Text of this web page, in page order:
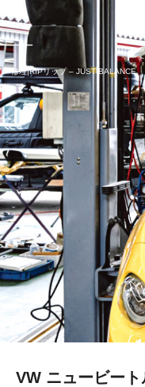
理|RIPリップ – JUST BALANCE
VW ニュービー